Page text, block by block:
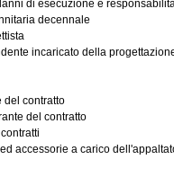
di esecuzione e
decennale
incaricato della
del contratto
del contratto
accessorie a carico